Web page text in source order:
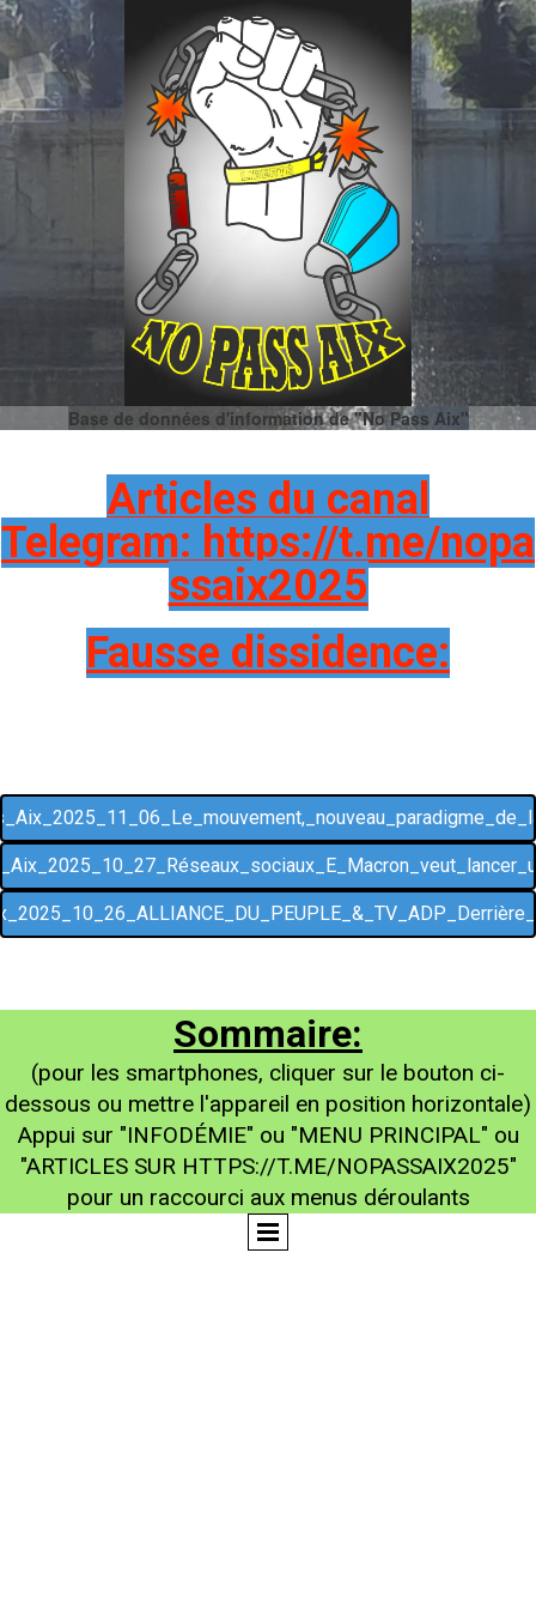
Base de données d'information de "No Pass Aix"
Articles du canal
Telegram: https://t.me/nopa
ssaix2025
Fausse dissidence:
Sommaire:
(pour les smartphones, cliquer sur le bouton ci-
dessous ou mettre l'appareil en position horizontale)
Appui sur "INFODÉMIE" ou "MENU PRINCIPAL" ou
"ARTICLES SUR HTTPS://T.ME/NOPASSAIX2025"
pour un raccourci aux menus déroulants